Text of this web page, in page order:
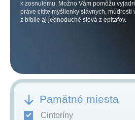
k zosnulému. Možno Vám pomôžu
práve cítite myšlienky slávnych, múdrosti
z biblie aj jednoduché slová z epitafov.
Pamätné miesta
Cintoríny